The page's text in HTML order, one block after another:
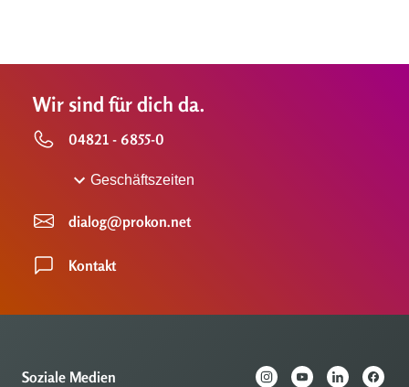
Wir sind für dich da.
04821 - 6855-0
Geschäftszeiten
dialog@prokon.net
Kontakt
Soziale Medien